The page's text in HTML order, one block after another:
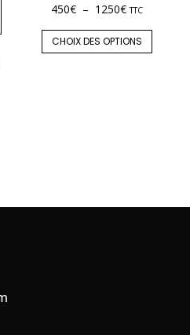
450€ – 1250€ TTC
CHOIX DES OPTIONS